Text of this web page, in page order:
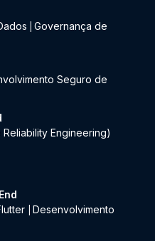
Governança de
Seguro de
Reliability Engineering)
Desenvolvimento